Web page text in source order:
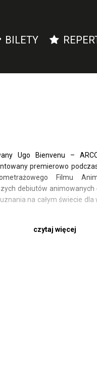
BILETY
Ugo Bienvenu –
premierowo
Filmu
debiutów
na całym świecie
Givry i Sophie Mas,
przyszłość, która
czytaj więcej